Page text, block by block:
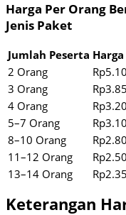
Harga Per Orang
Jenis Paket
Jumlah Peserta
2 Orang
3 Orang
4 Orang
5–7 Orang
8–10 Orang
11–12 Orang
13–14 Orang
Keterangan